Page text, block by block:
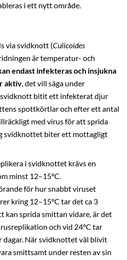
i ett nytt område.
via svidknott (Culicoides
är temperatur- och
endast infekteras och insjukna
aktiv, det vill säga under
bitit ett infekterat djur
spottkörtlar och efter ett antal
med virus för att sprida
svidknottet biter ett mottagligt
i svidknottet krävs en
minst 12–15°C.
för hur snabbt viruset
kring 12–15°C tar det ca 3
kan sprida smittan vidare, är det
och vid 24°C tar
dagar. När svidknottet väl blivit
smittsamt under resten av sin